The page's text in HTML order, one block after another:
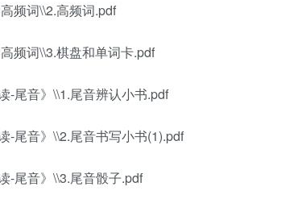
频词\\2.高频词.pdf
频词\\3.棋盘和单词卡.pdf
-尾音》\\1.尾音辨认小书.pdf
-尾音》\\2.尾音书写小书(1).pdf
-尾音》\\3.尾音骰子.pdf